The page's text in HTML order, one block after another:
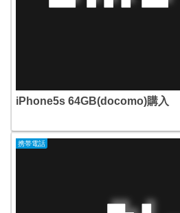
iPhone5s 64GB(docomo)購入
携帯電話